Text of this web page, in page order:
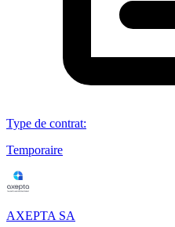
Type de contrat:
Temporaire
AXEPTA SA